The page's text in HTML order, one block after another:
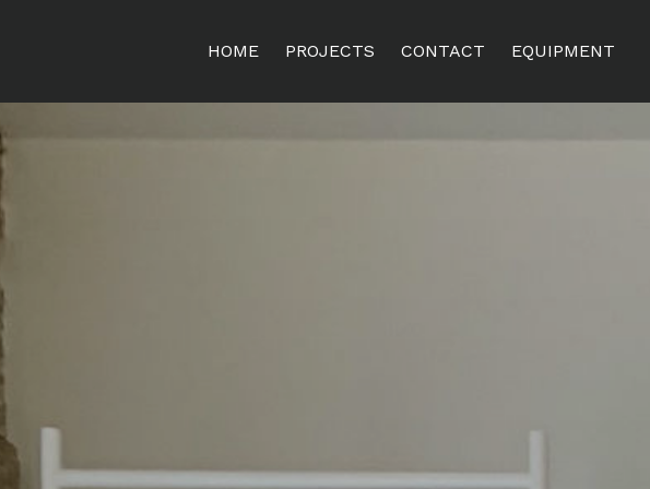
HOME PROJECTS CONTACT EQUIPMENT